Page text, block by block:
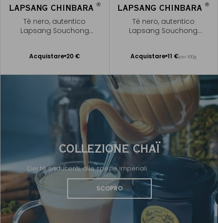
LAPSANG CHINBARA ®
Tè nero, autentico
Lapsang Souchong
Acquistare 20 €
Aggiungere
LAPSANG CHINBARA®
Tè nero, autentico
Lapsang Souchong
Acquistare 11 €per 100g
Aggiungere
COLLEZIONE CHAÏ
Dei tè seducenti, alle spezie imperiali.
SCOPRO